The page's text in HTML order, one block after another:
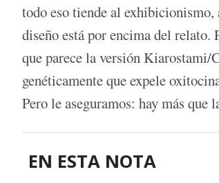
todo eso tiende al
diseño está por encima del relato.
que parece la versión
genéticamente que expele
Pero le aseguramos: hay más que
EN ESTA NOTA